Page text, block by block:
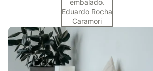
embalado.
Eduardo Rocha
Caramori